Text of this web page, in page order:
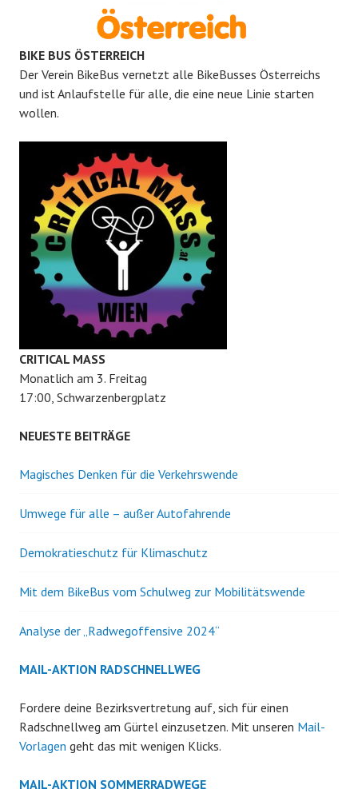
BIKE BUS ÖSTERREICH
Der Verein BikeBus vernetzt alle BikeBusses Österreichs
und ist Anlaufstelle für alle, die eine neue Linie starten
wollen.
CRITICAL MASS
Monatlich am 3. Freitag
17:00, Schwarzenbergplatz
NEUESTE BEITRÄGE
Magisches Denken für die Verkehrswende
Umwege für alle – außer Autofahrende
Demokratieschutz für Klimaschutz
Mit dem BikeBus vom Schulweg zur Mobilitätswende
Analyse der „Radwegoffensive 2024“
MAIL-AKTION RADSCHNELLWEG
Fordere deine Bezirksvertretung auf, sich für einen
Radschnellweg am Gürtel einzusetzen. Mit unseren Mail-
Vorlagen geht das mit wenigen Klicks.
MAIL-AKTION SOMMERRADWEGE